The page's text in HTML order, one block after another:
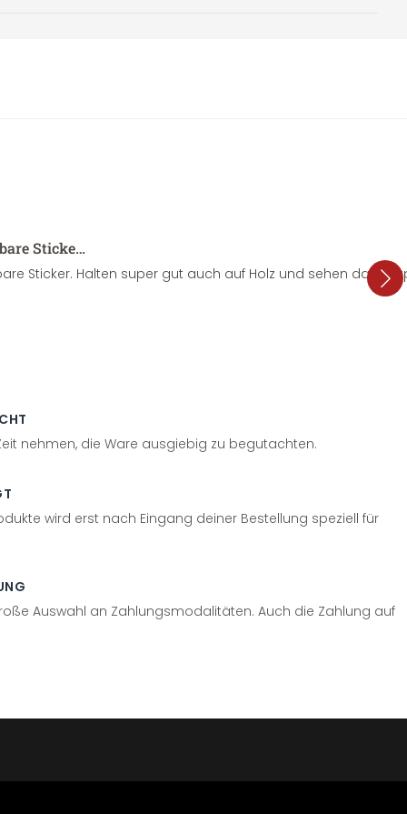
Sticke…
Sticker. Halten super gut auch auf Holz und sehen dazu
nehmen, die Ware ausgiebig zu begutachten.
wird erst nach Eingang deiner Bestellung speziell für
Auswahl an Zahlungsmodalitäten. Auch die Zahlung auf